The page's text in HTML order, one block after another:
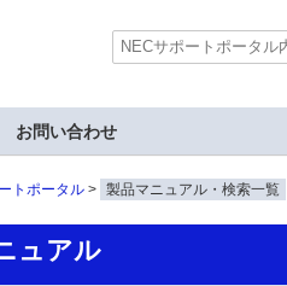
お問い合わせ
トポータル 製品マニュアル・検索一覧
ュアル